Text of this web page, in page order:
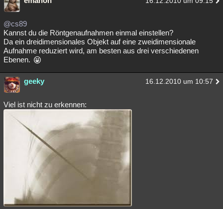
@cs89
Kannst du die Röntgenaufnahmen einmal einstellen?
Da ein dreidimensionales Objekt auf eine zweidimensionale
Aufnahme reduziert wird, am besten aus drei verschiedenen
Ebenen.
geeky 16.12.2010 um 10:57
Viel ist nicht zu erkennen: